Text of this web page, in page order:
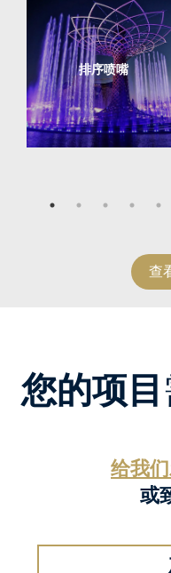
排序喷嘴
查
您的项目
给我
或